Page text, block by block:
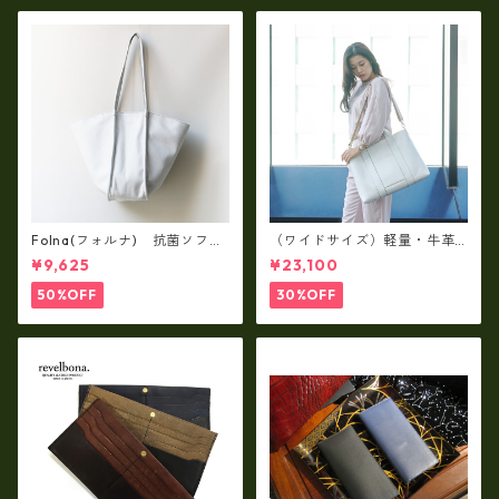
Folna(フォルナ) 抗菌ソフト
スムースレザー トートバッグ
¥9,625
50%OFF
（ワイドサイズ）軽量・牛革
製品・2WAYヌメ革トートバッ
グ（A3サイズ/日本製）(高収
納）ir-02G
¥23,100
30%OFF